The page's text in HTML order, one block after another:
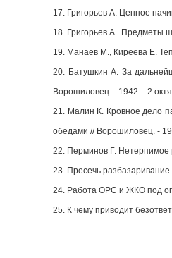
17. Григорьев А. Ценное
18. Григорьев А. Предметы
19. Манаев М., Киреева Е.
20. Батушкин А. За
Ворошиловец. - 1942. - 2
21. Малин К. Кровное дело
обедами // Ворошиловец. -
22. Перминов Г. Нетерпимое
23. Пресечь
24. Работа ОРС и ЖКО под
25. К чему приводит